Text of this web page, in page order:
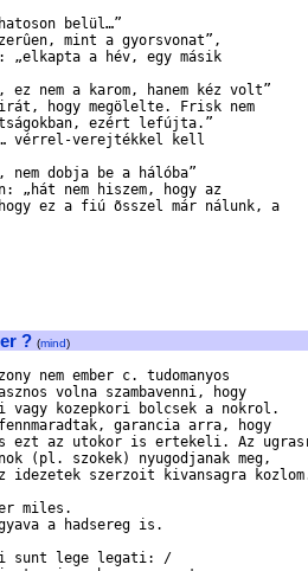
belül…”
mint a gyorsvonat”,
a hév, egy másik
ez nem a karom, hanem kéz volt”
hogy megölelte. Frisk nem
ezért lefújta.”
vérrel-verejtékkel kell
dobja be a hálóba”
„hát nem hiszem, hogy az
ez a fiú õsszel már nálunk, a
? (mind)
nem ember c. tudomanyos
volna szambavenni, hogy
vagy kozepkori bolcsek a nokrol.
garancia arra, hogy
ezt az utokor is ertekeli. Az
(pl. szokek) nyugodjanak meg,
idezetek szerzoit kivansagra
miles.
a hadsereg is.
sunt lege legati: /